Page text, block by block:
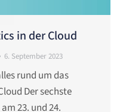
in der Cloud
6. September 2023
rund um das
Der sechste
23. und 24.